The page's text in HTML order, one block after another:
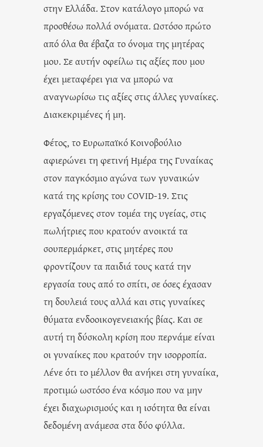
στην Ελλάδα. Στον κατάλογο μπορώ να
προσθέσω πολλά ονόματα. Ωστόσο πρώτο
από όλα θα έβαζα το όνομα της μητέρας
μου. Σε αυτήν οφείλω τις αξίες που μου
έχει μεταφέρει για να μπορώ να
αναγνωρίσω τις αξίες στις άλλες γυναίκες.
Διακεκριμένες ή μη.
Φέτος, το Ευρωπαϊκό Κοινοβούλιο
αφιερώνει τη φετινή Ημέρα της Γυναίκας
στον παγκόσμιο αγώνα των γυναικών
κατά της κρίσης του COVID-19. Στις
εργαζόμενες στον τομέα της υγείας, στις
πωλήτριες που κρατούν ανοικτά τα
σουπερμάρκετ, στις μητέρες που
φροντίζουν τα παιδιά τους κατά την
εργασία τους από το σπίτι, σε όσες έχασαν
τη δουλειά τους αλλά και στις γυναίκες
θύματα ενδοοικογενειακής βίας. Και σε
αυτή τη δύσκολη κρίση που περνάμε είναι
οι γυναίκες που κρατούν την ισορροπία.
Λένε ότι το μέλλον θα ανήκει στη γυναίκα,
προτιμώ ωστόσο ένα κόσμο που να μην
έχει διαχωρισμούς και η ισότητα θα είναι
δεδομένη ανάμεσα στα δύο φύλλα.